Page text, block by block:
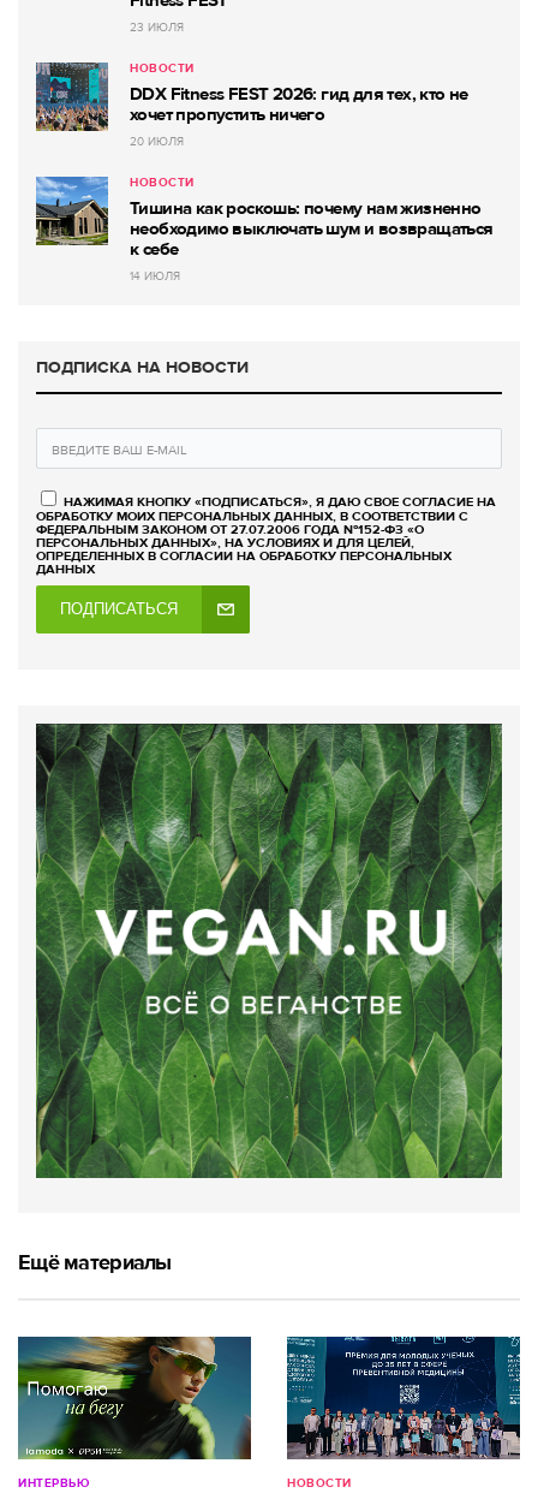
23 ИЮЛЯ
НОВОСТИ
DDX Fitness FEST 2026: гид для тех, кто не
хочет пропустить ничего
20 ИЮЛЯ
НОВОСТИ
Тишина как роскошь: почему нам жизненно
необходимо выключать шум и возвращаться
к себе
14 ИЮЛЯ
ПОДПИСКА НА НОВОСТИ
НАЖИМАЯ КНОПКУ «ПОДПИСАТЬСЯ», Я ДАЮ СВОЕ СОГЛАСИЕ НА
ОБРАБОТКУ МОИХ ПЕРСОНАЛЬНЫХ ДАННЫХ, В СООТВЕТСТВИИ С
ФЕДЕРАЛЬНЫМ ЗАКОНОМ ОТ 27.07.2006 ГОДА №152-ФЗ «О
ПЕРСОНАЛЬНЫХ ДАННЫХ», НА УСЛОВИЯХ И ДЛЯ ЦЕЛЕЙ,
ОПРЕДЕЛЕННЫХ В СОГЛАСИИ НА ОБРАБОТКУ ПЕРСОНАЛЬНЫХ
ДАННЫХ
ПОДПИСАТЬСЯ
Ещё материалы
ИНТЕРВЬЮ НОВОСТИ